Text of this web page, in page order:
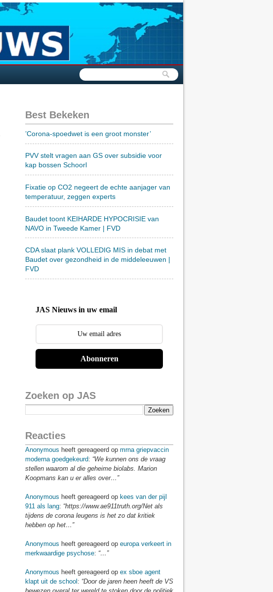
Best Bekeken
’Corona-spoedwet is een groot monster’
PVV stelt vragen aan GS over subsidie voor
kap bossen Schoorl
Fixatie op CO2 negeert de echte aanjager van
temperatuur, zeggen experts
Baudet toont KEIHARDE HYPOCRISIE van
NAVO in Tweede Kamer | FVD
CDA slaat plank VOLLEDIG MIS in debat met
Baudet over gezondheid in de middeleeuwen |
FVD
JAS Nieuws in uw email
Abonneren
Zoeken op JAS
Reacties
Anonymous heeft gereageerd op mrna griepvaccin
moderna goedgekeurd: “We kunnen ons de vraag
stellen waarom al die geheime biolabs. Marion
Koopmans kan u er alles over…”
Anonymous heeft gereageerd op kees van der pijl
911 als lang: “https://www.ae911truth.org/Net als
tijdens de corona leugens is het zo dat kritiek
hebben op het…”
Anonymous heeft gereageerd op europa verkeert in
merkwaardige psychose: “…”
Anonymous heeft gereageerd op ex sboe agent
klapt uit de school : “Door de jaren heen heeft de VS